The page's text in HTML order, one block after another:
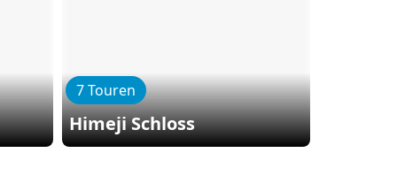
7 Touren
Himeji Schloss